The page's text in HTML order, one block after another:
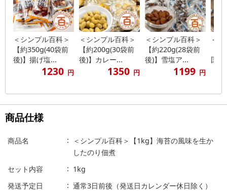
＜シンプル百科＞
【約350g(40袋前
後)】揚げ塩...
1230 円
＜シンプル百科＞
【約200g(30袋前
後)】カレー...
1350 円
＜シンプル百科＞
【約220g(28袋前
後)】雪塩ア...
1199 円
＜
国
商品仕様
商品名
＜シンプル百科＞【1kg】海苔の風味を生か
したのり佃煮
セット内容
1kg
発送予定日
通常3日前後（発送日カレンダー休日除く）